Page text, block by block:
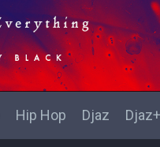
Hip Нop Djaz